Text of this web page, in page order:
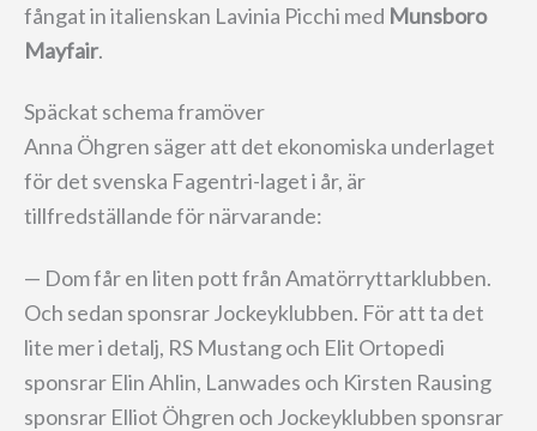
fångat in italienskan Lavinia Picchi med Munsboro
Mayfair.
Späckat schema framöver
Anna Öhgren säger att det ekonomiska underlaget
för det svenska Fagentri-laget i år, är
tillfredställande för närvarande:
— Dom får en liten pott från Amatörryttarklubben.
Och sedan sponsrar Jockeyklubben. För att ta det
lite mer i detalj, RS Mustang och Elit Ortopedi
sponsrar Elin Ahlin, Lanwades och Kirsten Rausing
sponsrar Elliot Öhgren och Jockeyklubben sponsrar